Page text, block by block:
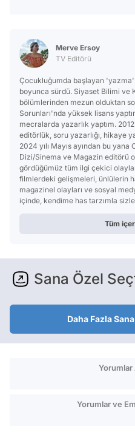
Merve Ersoy
TV Editörü
Çocukluğumda başlayan
boyunca sürdü. Siyaset Bilimi ve
bölümlerinden mezun olduktan
Sorunları'nda yüksek lisans
mecralarda yazarlık yaptım. 2012
editörlük, soru yazarlığı, hikaye
2024 yılı Mayıs ayından bu
Dizi/Sinema ve Magazin editörü
gördüğümüz tüm ilgi çekici
filmlerdeki gelişmeleri, ünlülerin
magazinel olayları ve sosyal
içinde, kendime has tarzımla
Tüm
Sana Özel
Daha Fazla
Yorumlar
Yorumlar ve